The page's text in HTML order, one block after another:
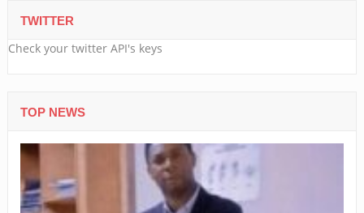
TWITTER
Check your twitter API's keys
TOP NEWS